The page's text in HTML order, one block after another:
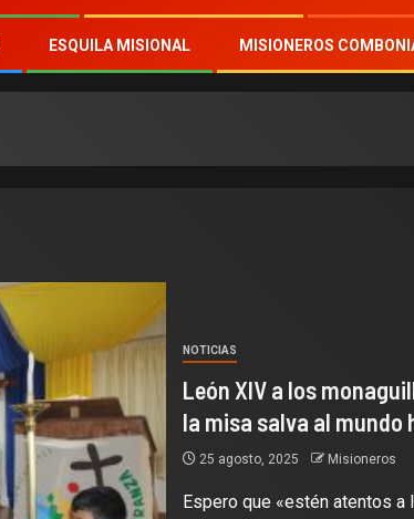
ESQUILA MISIONAL MISIONEROS
NOTICIAS
León XIV a los
la misa salva al mundo
25 agosto, 2025 Misioneros
Espero que «estén atentos a